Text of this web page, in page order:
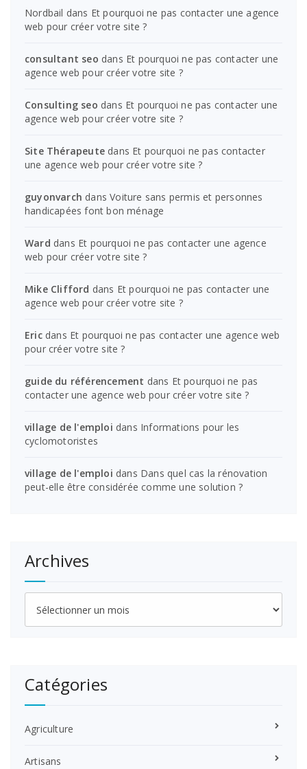
Nordbail dans Et pourquoi ne pas contacter une agence
web pour créer votre site ?
consultant seo dans Et pourquoi ne pas contacter une
agence web pour créer votre site ?
Consulting seo dans Et pourquoi ne pas contacter une
agence web pour créer votre site ?
Site Thérapeute dans Et pourquoi ne pas contacter
une agence web pour créer votre site ?
guyonvarch dansVoiture sans permis et personnes
handicapées font bon ménage
Ward dans Et pourquoi ne pas contacter une agence
web pour créer votre site ?
Mike Clifford dans Et pourquoi ne pas contacter une
agence web pour créer votre site ?
Ericdans Et pourquoi ne pas contacter une agence web
pour créer votre site ?
guide du référencement dans Et pourquoi ne pas
contacter une agence web pour créer votre site ?
village de l'emploi dans Informations pour les
cyclomotoristes
village de l'emploi dans Dans quel cas la rénovation
peut-elle être considérée comme une solution ?
Archives
Catégories
Agriculture
Artisans